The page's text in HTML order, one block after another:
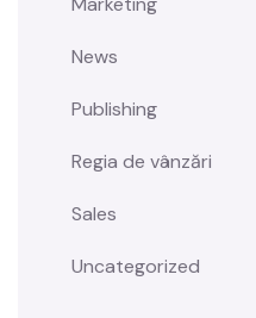
News
Publishing
Regia de vânzări
Sales
Uncategorized